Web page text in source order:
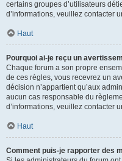
certains groupes d’utilisateurs
d’informations, veuillez contacter
Haut
Pourquoi ai-je reçu un
Chaque forum a son propre
de ces règles, vous recevrez un
décision n’appartient qu’aux
aucun cas responsable du
d’informations, veuillez contacter
Haut
Comment puis-je rapporter des